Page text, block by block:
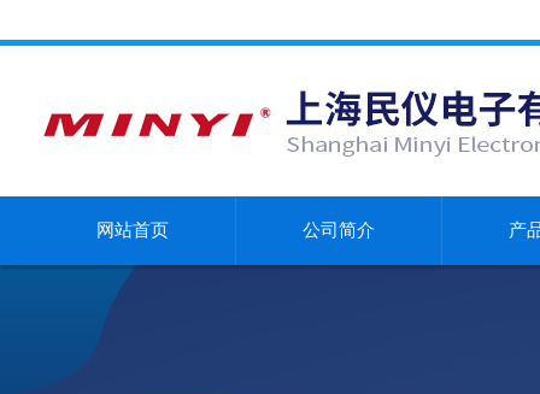
网站首页 公司简介 产